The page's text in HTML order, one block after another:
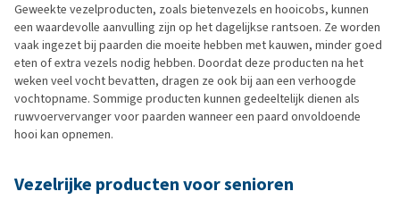
Geweekte vezelproducten, zoals bietenvezels en hooicobs, kunnen
een waardevolle aanvulling zijn op het dagelijkse rantsoen. Ze worden
vaak ingezet bij paarden die moeite hebben met kauwen, minder goed
eten of extra vezels nodig hebben. Doordat deze producten na het
weken veel vocht bevatten, dragen ze ook bij aan een verhoogde
vochtopname. Sommige producten kunnen gedeeltelijk dienen als
ruwvoervervanger voor paarden wanneer een paard onvoldoende
hooi kan opnemen.
Vezelrijke producten voor senioren